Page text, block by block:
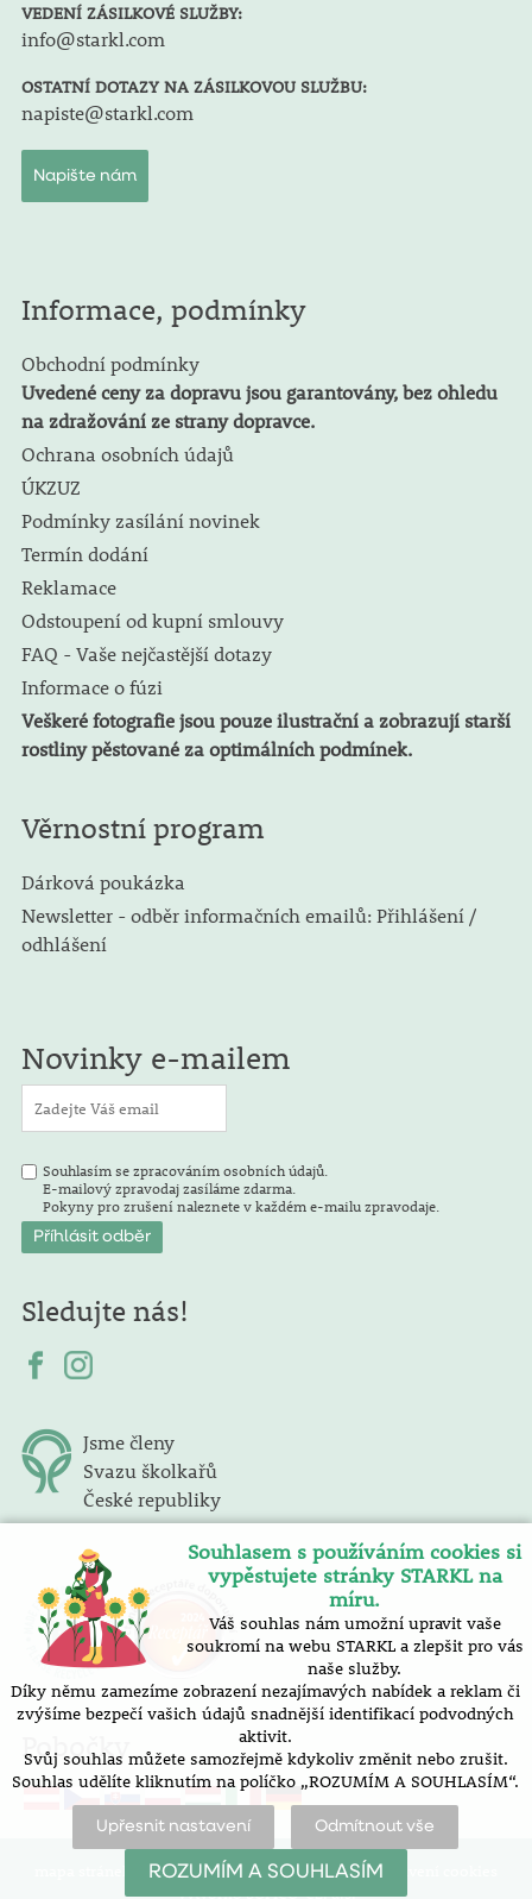
VEDENÍ ZÁSILKOVÉ SLUŽBY:
info@starkl.com
OSTATNÍ DOTAZY NA ZÁSILKOVOU SLUŽBU:
napiste@starkl.com
Napište nám
Informace, podmínky
Obchodní podmínky
Uvedené ceny za dopravu jsou garantovány, bez ohledu
na zdražování ze strany dopravce.
Ochrana osobních údajů
ÚKZUZ
Podmínky zasílání novinek
Termín dodání
Reklamace
Odstoupení od kupní smlouvy
FAQ - Vaše nejčastější dotazy
Informace o fúzi
Veškeré fotografie jsou pouze ilustrační a zobrazují starší
rostliny pěstované za optimálních podmínek.
Věrnostní program
Dárková poukázka
Newsletter - odběr informačních emailů: Přihlášení /
odhlášení
Novinky e-mailem
Souhlasím se zpracováním osobních údajů.
E-mailový zpravodaj zasíláme zdarma.
Pokyny pro zrušení naleznete v každém e-mailu zpravodaje.
Sledujte nás!
Jsme členy
Svazu školkařů
České republiky
Pobočky
prohlášení o přístupnosti |
nastavení cookies
Vytvořilo SOFICO-CZ, a.s.
Souhlasem s používáním cookies si
vypěstujete stránky STARKL na
míru.
Váš souhlas nám umožní upravit vaše
soukromí na webu STARKL a zlepšit pro vás
naše služby.
Díky němu zamezíme zobrazení nezajímavých nabídek a reklam či
zvýšíme bezpečí vašich údajů snadnější identifikací podvodných
aktivit.
Svůj souhlas můžete samozřejmě kdykoliv změnit nebo zrušit.
Souhlas udělíte kliknutím na políčko „ROZUMÍM A SOUHLASÍM“.
Upřesnit nastavení Odmítnout vše
ROZUMÍM A SOUHLASÍM